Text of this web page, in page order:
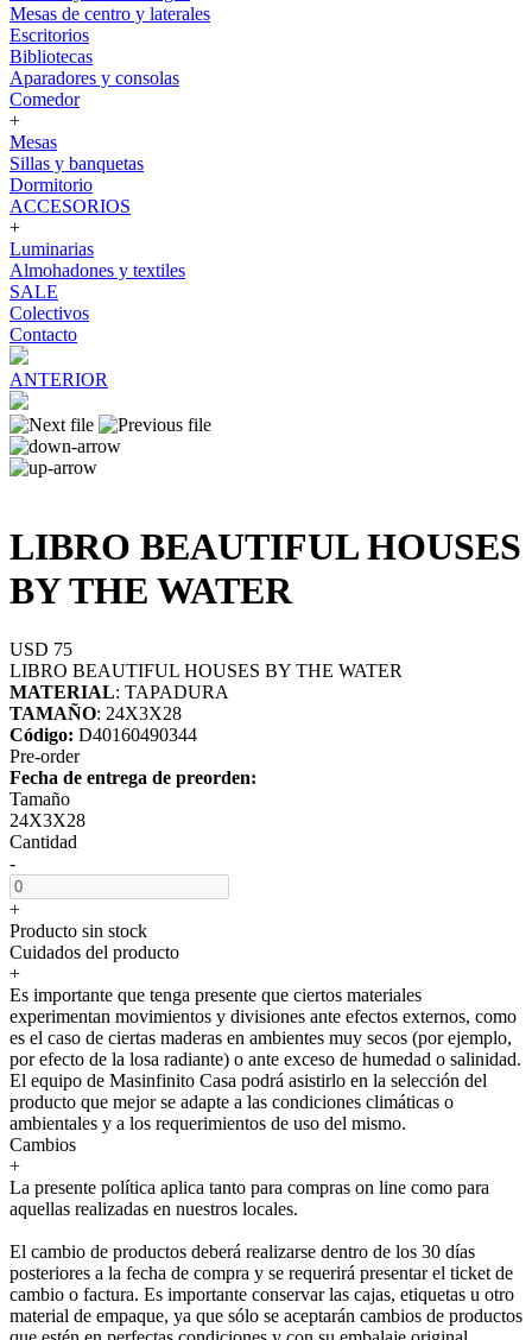
Mesas de centro y laterales
Escritorios
Bibliotecas
Aparadores y consolas
Comedor
+
Mesas
Sillas y banquetas
Dormitorio
ACCESORIOS
+
Luminarias
Almohadones y textiles
SALE
Colectivos
Contacto
ANTERIOR
LIBRO BEAUTIFUL HOUSES
BY THE WATER
USD 75
LIBRO BEAUTIFUL HOUSES BY THE WATER
MATERIAL: TAPADURA
TAMAÑO: 24X3X28
Código: D40160490344
Pre-order
Fecha de entrega de preorden:
Tamaño
24X3X28
Cantidad
-
+
Producto sin stock
Cuidados del producto
+
Es importante que tenga presente que ciertos materiales
experimentan movimientos y divisiones ante efectos externos, como
es el caso de ciertas maderas en ambientes muy secos (por ejemplo,
por efecto de la losa radiante) o ante exceso de humedad o salinidad.
El equipo de Masinfinito Casa podrá asistirlo en la selección del
producto que mejor se adapte a las condiciones climáticas o
ambientales y a los requerimientos de uso del mismo.
Cambios
+
La presente política aplica tanto para compras on line como para
aquellas realizadas en nuestros locales.
El cambio de productos deberá realizarse dentro de los 30 días
posteriores a la fecha de compra y se requerirá presentar el ticket de
cambio o factura. Es importante conservar las cajas, etiquetas u otro
material de empaque, ya que sólo se aceptarán cambios de productos